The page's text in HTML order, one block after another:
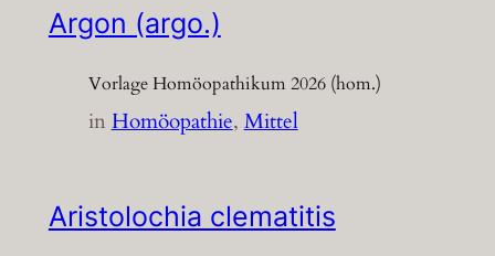
Argon (argo.)
Vorlage Homöopathikum 2026 (hom.)
inHomöopathie, Mittel
Aristolochia clematitis